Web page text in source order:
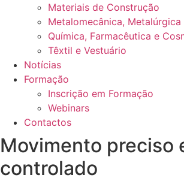
Materiais de Construção
Metalomecânica, Metalúrgica
Química, Farmacêutica e
Têxtil e Vestuário
Notícias
Formação
Inscrição em Formação
Webinars
Contactos
Movimento preciso
controlado